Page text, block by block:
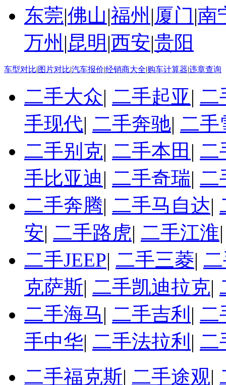
东莞|佛山|福州 |厦门|南
万州 |昆明 |西安|贵阳
车型对比|图片对比|汽车报价|经销商大全|购车计算器|违章查询
二手大众| 二手起亚| 二
手现代| 二手奔驰| 二手
二手别克| 二手本田 | 二
手比亚迪| 二手奇瑞| 二
二手奔腾| 二手马自达|
安| 二手路虎| 二手江淮
二手JEEP| 二手三菱|
克萨斯| 二手凯迪拉克|
二手海马| 二手吉利 | 二
手中华| 二手法拉利 | 二
二手福克斯| 二手途观|